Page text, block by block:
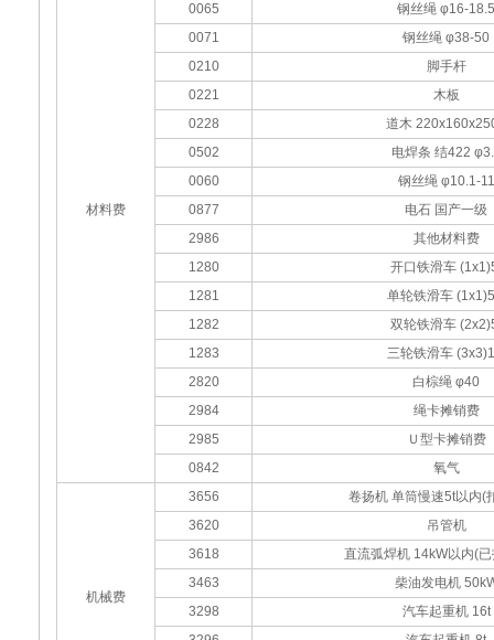
材料费
0065
钢丝绳 φ16-18.5
0071
钢丝绳 φ38-50
0210
脚手杆
0221
木板
0228
道木
0502
电焊条 结422
0060
钢丝绳 φ10.1-11
0877
电石 国产一级
2986
其他材料费
1280
开口铁滑车
1281
单轮铁滑车
1282
双轮铁滑车
1283
三轮铁滑车
2820
白棕绳 φ40
2984
绳卡摊销费
2985
Ｕ型卡摊销费
0842
氧气
机械费
3656
卷扬机 单筒慢速5t以内(
3620
吊管机
3618
直流弧焊机 14kW以内(
3463
柴油发电机
3298
汽车起重机 16t